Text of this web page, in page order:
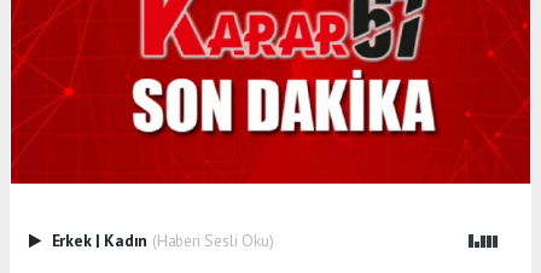
Erkek | Kadın (Haberi Sesli Oku)